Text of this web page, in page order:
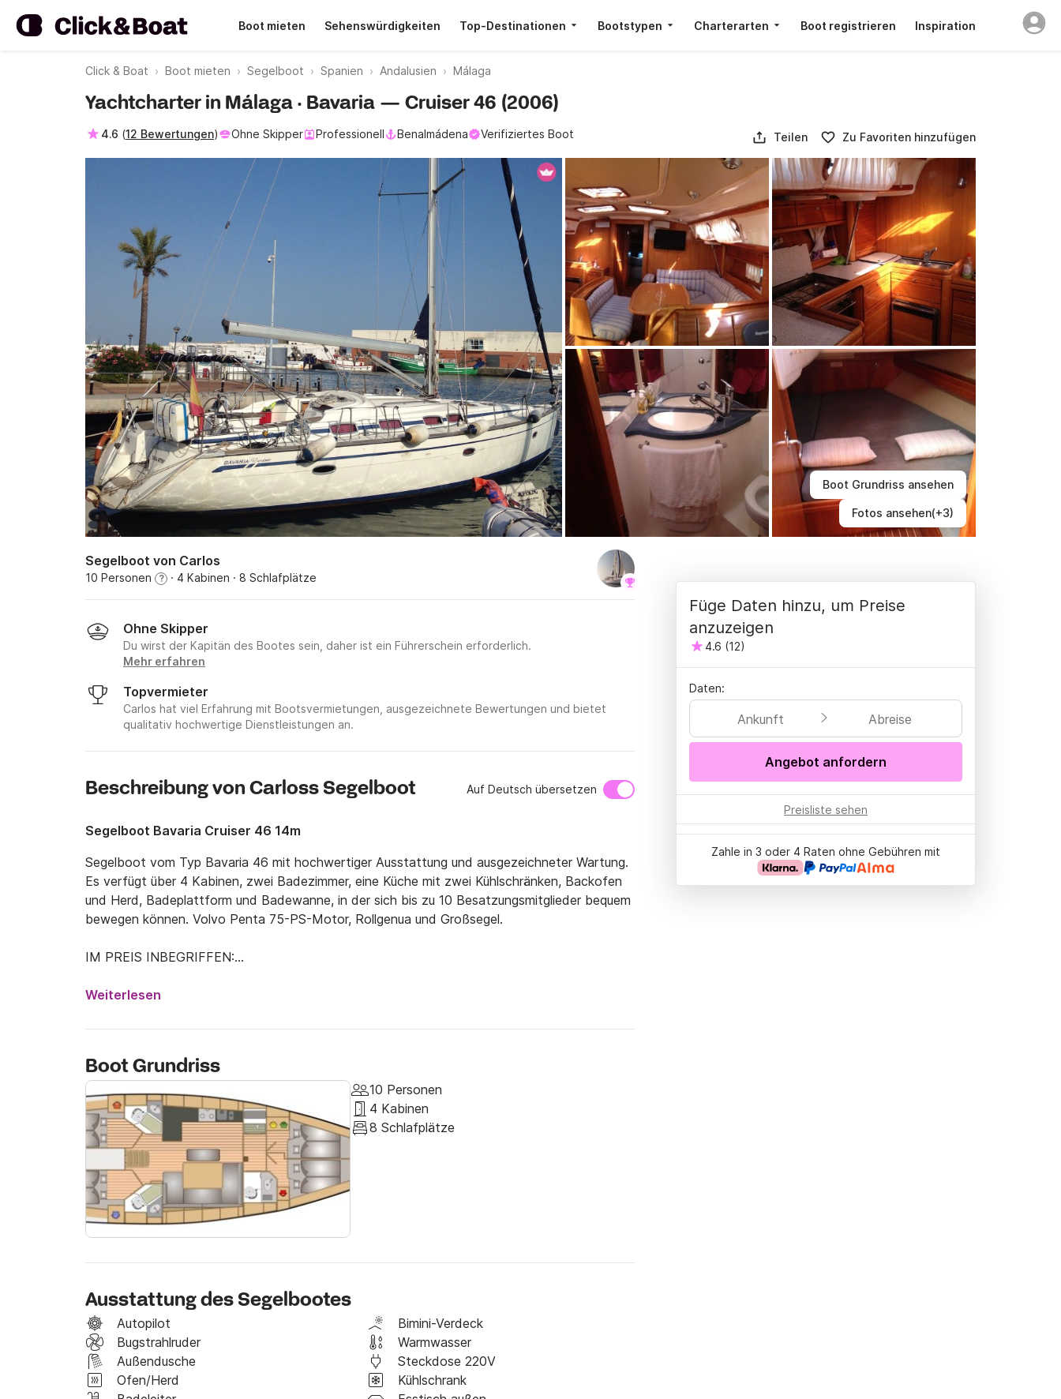
Boot mieten Sehenswürdigkeiten Top-Destinationen Bootstypen Charterarten Boot registrieren Inspiration
Click & Boat Boot mieten Segelboot Spanien Andalusien Málaga
Boot Grundriss ansehen
Fotos ansehen(+3)
Yachtcharter in Málaga · Bavaria — Cruiser 46 (2006)
4.6 (12 Bewertungen) Ohne Skipper Professionell Benalmádena Verifiziertes Boot Teilen Zu Favoriten hinzufügen
Segelboot von Carlos
10 Personen ? · 4 Kabinen · 8 Schlafplätze
Ohne Skipper
Du wirst der Kapitän des Bootes sein, daher ist ein Führerschein erforderlich.
Mehr erfahren
Topvermieter
Carlos hat viel Erfahrung mit Bootsvermietungen, ausgezeichnete Bewertungen und bietet
qualitativ hochwertige Dienstleistungen an.
Beschreibung von Carloss Segelboot Auf Deutsch übersetzen
Segelboot Bavaria Cruiser 46 14m
Segelboot vom Typ Bavaria 46 mit hochwertiger Ausstattung und ausgezeichneter Wartung.
Es verfügt über 4 Kabinen, zwei Badezimmer, eine Küche mit zwei Kühlschränken, Backofen
und Herd, Badeplattform und Badewanne, in der sich bis zu 10 Besatzungsmitglieder bequem
bewegen können. Volvo Penta 75-PS-Motor, Rollgenua und Großsegel.
IM PREIS INBEGRIFFEN:
- Dockkosten am Basishafen
- Gas, Bettwäsche, Handtücher.
SKIPPERPREIS/TAG 150 EURO
WARTUNG
PREIS KELLNER/SEEMANN/GASTGEBER/TAG 130 EURO + WARTUNG
Endreinigung 90 Euro
Weiterlesen
Boot Grundriss
10 Personen
4 Kabinen
8 Schlafplätze
Ausstattung des Segelbootes
Autopilot
Bimini-Verdeck
Bugstrahlruder
Warmwasser
Außendusche
Steckdose 220V
Ofen/Herd
Kühlschrank
Füge Daten hinzu, um Preise
anzuzeigen
4.6 (12)
Daten:
Ankunft Abreise
Angebot anfordern
Preisliste sehen
Zahle in 3 oder 4 Raten ohne Gebühren mit